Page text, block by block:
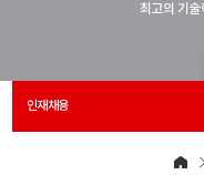
최고의 기
인재채용